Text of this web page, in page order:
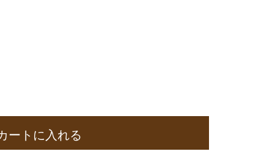
ートに入れる